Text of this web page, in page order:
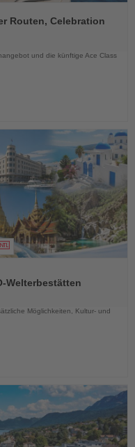
Routen, Celebration
und die künftige Ace Class
Welterbestätten
Möglichkeiten, Kultur- und